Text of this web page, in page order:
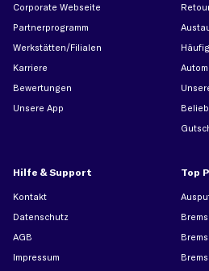
Corporate Webseite
Partnerprogramm
Werkstätten/Filialen
Karriere
Bewertungen
Unsere App
Hilfe & Support
Kontakt
Datenschutz
AGB
Impressum
Top